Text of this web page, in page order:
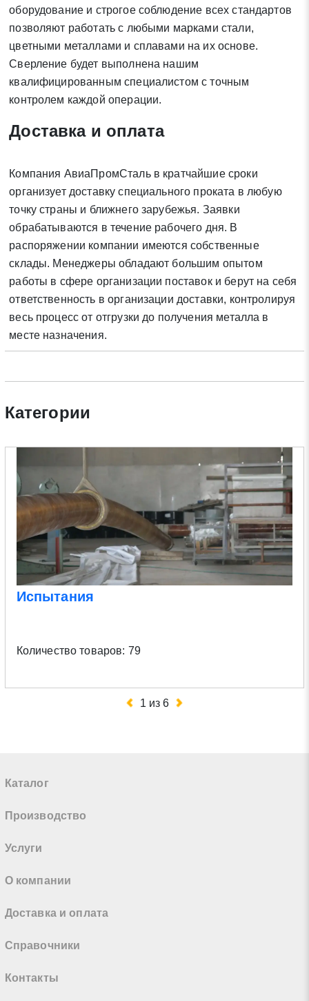
Поиск
оборудование и строгое соблюдение всех стандартов
позволяют работать с любыми марками стали,
цветными металлами и сплавами на их основе.
Сверление будет выполнена нашим
квалифицированным специалистом с точным
контролем каждой операции.
Доставка и оплата
Компания АвиаПромСталь в кратчайшие сроки
организует доставку специального проката в любую
точку страны и ближнего зарубежья. Заявки
обрабатываются в течение рабочего дня. В
распоряжении компании имеются собственные
склады. Менеджеры обладают большим опытом
работы в сфере организации поставок и берут на себя
ответственность в организации доставки, контролируя
весь процесс от отгрузки до получения металла в
месте назначения.
Категории
Испытания
Количество товаров: 79
1 из6
Каталог
Производство
Услуги
О компании
Доставка и оплата
Справочники
Контакты
на обработку своих персональных данных в соответствии со
статьей 9 Федерального закона от 27 июля 2006 г. N 152-ФЗ
«О персональных данных», а также соглашаетесь на
информационную рассылку по средством e-mail или СМС